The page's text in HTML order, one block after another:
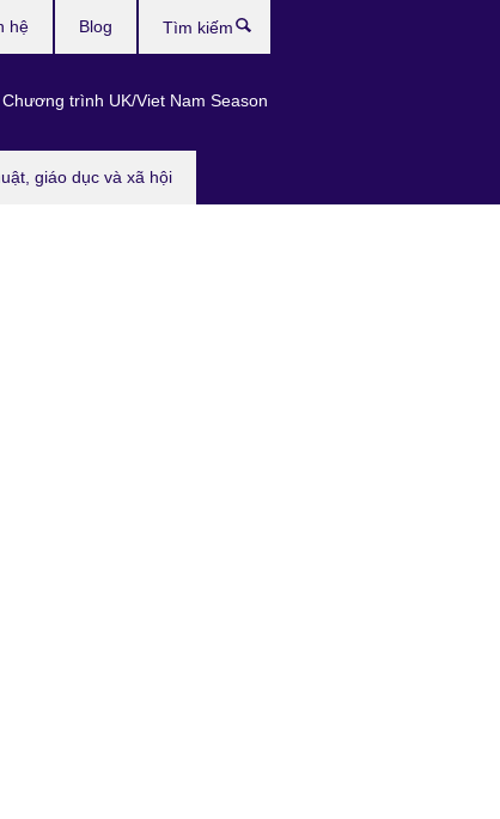
giáo dục và xã hội
Chương trình UK/Viet Nam Season
hệ Blog
kiếm